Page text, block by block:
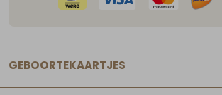
GEBOORTEKAARTJES